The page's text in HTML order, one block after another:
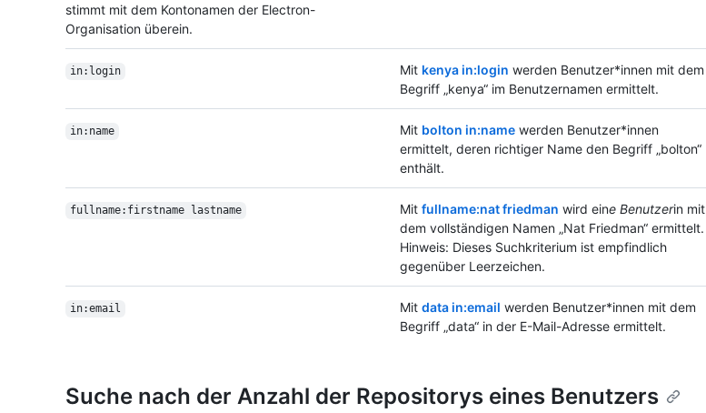
stimmt mit dem Kontonamen der Electron-
Organisation überein.
in:login Mit kenya in:login werden Benutzer*innen mit dem
Begriff „kenya“ im Benutzernamen ermittelt.
in:name Mit bolton in:name werden Benutzer*innen
ermittelt, deren richtiger Name den Begriff „bolton“
enthält.
fullname:firstname lastname Mit fullname:nat friedman wird eine Benutzerin mit
dem vollständigen Namen „Nat Friedman“ ermittelt.
Hinweis: Dieses Suchkriterium ist empfindlich
gegenüber Leerzeichen.
in:email Mit data in:email werden Benutzer*innen mit dem
Begriff „data“ in der E-Mail-Adresse ermittelt.
Suche nach der Anzahl der Repositorys eines Benutzers